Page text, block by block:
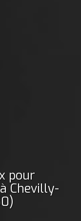
pour
à Chevilly-